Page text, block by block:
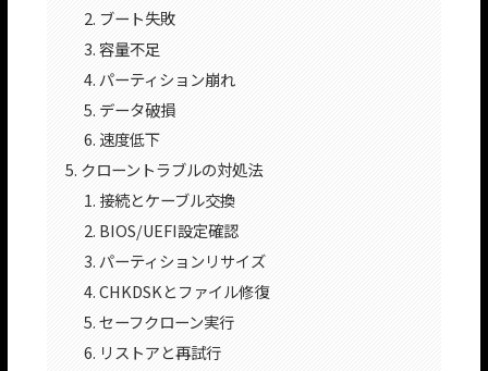
ブート失敗
容量不足
パーティション崩れ
データ破損
速度低下
クローントラブルの対処法
接続とケーブル交換
BIOS/UEFI設定確認
パーティションリサイズ
CHKDSKとファイル修復
セーフクローン実行
リストアと再試行